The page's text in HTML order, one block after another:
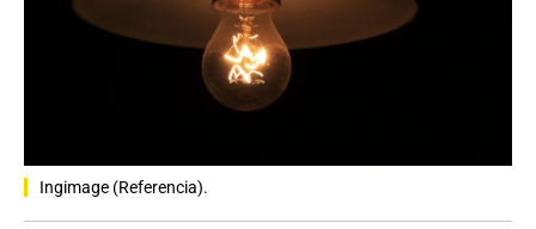
Ingimage (Referencia).